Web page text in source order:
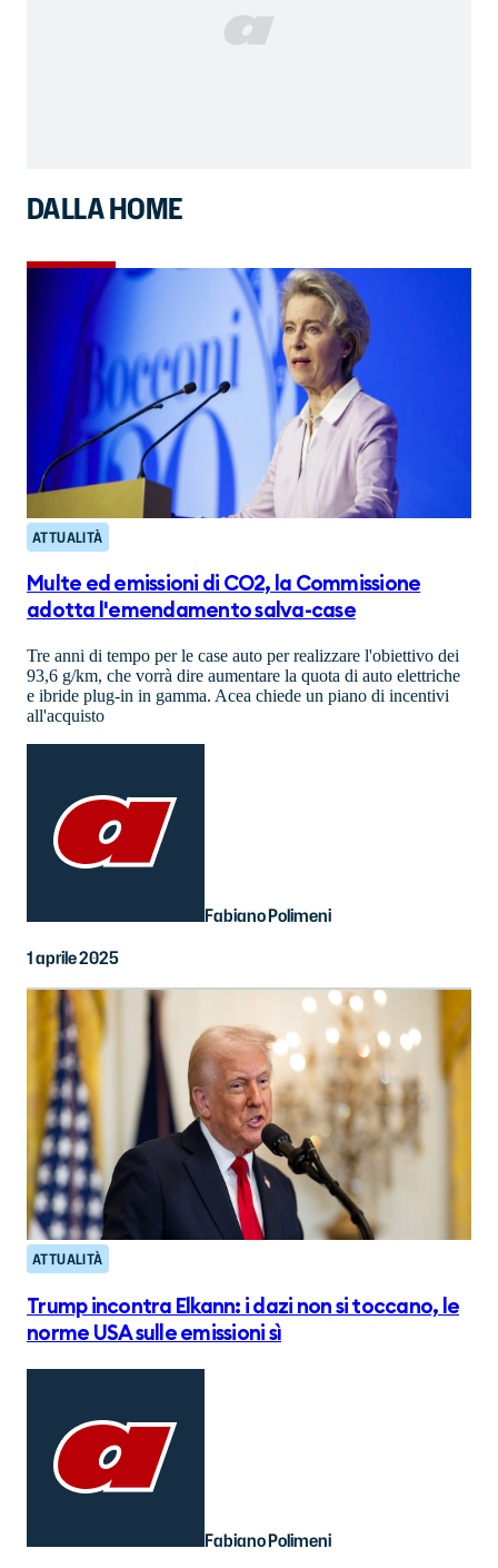
DALLA HOME
ATTUALITÀ
Multe ed emissioni di CO2, la Commissione
adotta l'emendamento salva-case
Tre anni di tempo per le case auto per realizzare l'obiettivo dei
93,6 g/km, che vorrà dire aumentare la quota di auto elettriche
e ibride plug-in in gamma. Acea chiede un piano di incentivi
all'acquisto
Fabiano Polimeni
1 aprile 2025
ATTUALITÀ
Trump incontra Elkann: i dazi non si toccano, le
norme USA sulle emissioni sì
Fabiano Polimeni